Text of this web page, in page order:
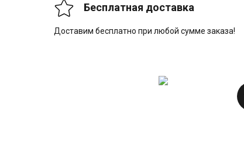
Бесплатная доставка
Доставим бесплатно при любой сумме заказа!